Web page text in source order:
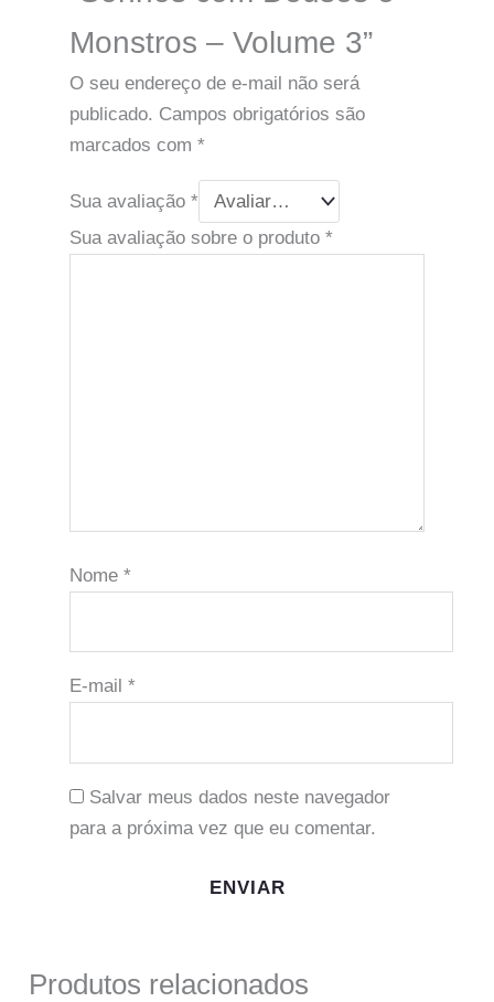
Monstros – Volume 3”
O seu endereço de e-mail não será
publicado. Campos obrigatórios são
marcados com *
Sua avaliação *
Sua avaliação sobre o produto *
Nome *
E-mail *
Salvar meus dados neste navegador
para a próxima vez que eu comentar.
Produtos relacionados